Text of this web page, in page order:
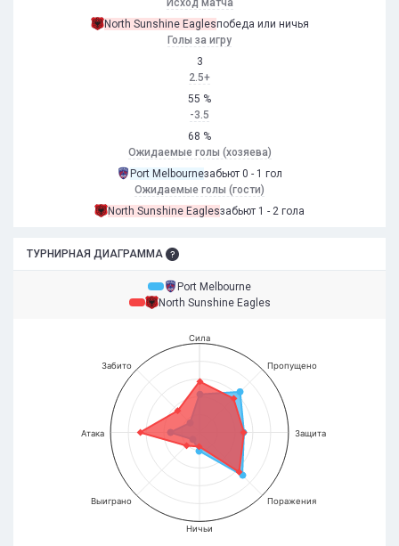
North Sunshine Eaglesпобеда или ничья
Голы за игру
3
2.5+
55 %
-3.5
68 %
Ожидаемые голы (хозяева)
Port Melbourneзабьют 0 - 1 гол
Ожидаемые голы (гости)
North Sunshine Eaglesзабьют 1 - 2 гола
ТУРНИРНАЯ ДИАГРАММА
Port Melbourne
North Sunshine Eagles
Сила
Пропущено
Защита
Поражения
Ничьи
Выиграно
Атака
Забито